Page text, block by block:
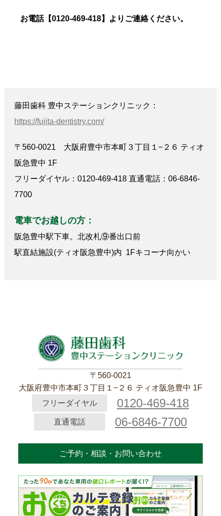
お電話【0120-469-418】よりご連絡ください。
藤田歯科 豊中ステーションクリニック：
https://fujita-dentistry.com/
〒560-0021 大阪府豊中市本町３丁目１−２６ ティオ
阪急豊中 1F
フリーダイヤル：0120-469-418 直通電話：06-6846-
7700
電車でお越しの方：
阪急豊中駅下車。北改札⑨番出口前
駅直結施設(ティオ阪急豊中)内 1Fキコーナ向かい
〒560-0021
大阪府豊中市本町３丁目１−２６ ティオ阪急豊中 1F
フリーダイヤル
0120-469-418
直通電話 06-6846-7700
ご予約・相談・お問い合わせ